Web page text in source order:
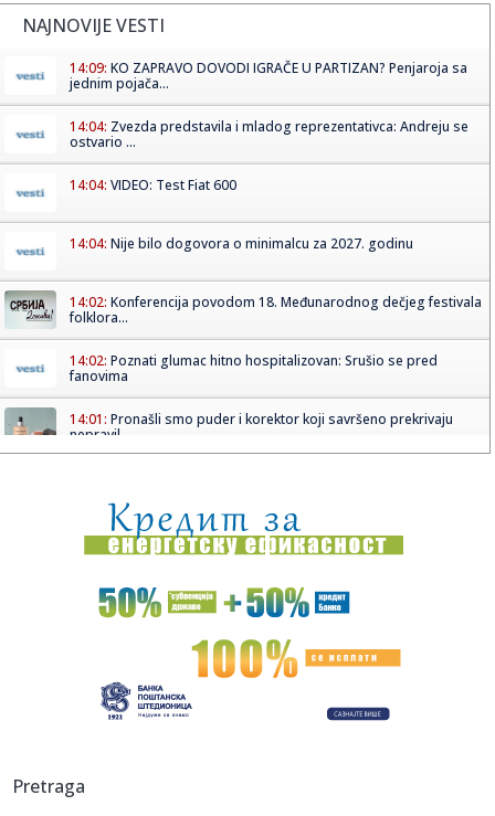
NAJNOVIJE VESTI
14:09: KO ZAPRAVO DOVODI IGRAČE U PARTIZAN? Penjaroja sa
jednim pojača...
14:04: Zvezda predstavila i mladog reprezentativca: Andreju se
ostvario ...
14:04: VIDEO: Test Fiat 600
14:04: Nije bilo dogovora o minimalcu za 2027. godinu
14:02: Konferencija povodom 18. Međunarodnog dečjeg festivala
folklora...
14:02: Poznati glumac hitno hospitalizovan: Srušio se pred
fanovima
14:01: Pronašli smo puder i korektor koji savršeno prekrivaju
nepravil...
14:00:KFOR polako predaje čuvanje Visokih Dečana tzv.
kosovskoj polic...
14:00:Vučić poručio Kurtiju: "Hegemonistički ciljevi? Srbija čuva ...
Opšta bolnica u Senti dobija novo krilo: Investicija 1,5
14:00:Pozdrav novom valu: Koncert u Tvornici kulture 5. rujna
vike...
Pretraga